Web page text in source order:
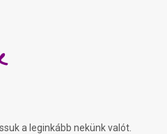
a leginkább nekünk valót.